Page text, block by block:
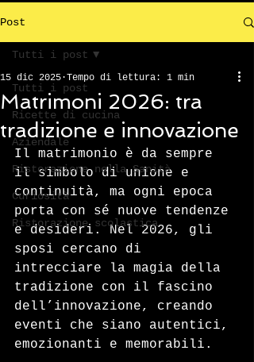
Post
Tutti i post
Ricette di cucina
Aziendale
Ristorazione nella Sanità
Curiosità
Ristorazione scolastica
Tutti i post
Matrimoni 2026: tra
tradizione e innovazione
15 dic 2025 Tempo di lettura: 1 min
Il matrimonio è da sempre
il simbolo di unione e
continuità, ma ogni epoca
porta con sé nuove tendenze
e desideri. Nel 2026, gli
sposi cercano di
intrecciare la magia della
tradizione con il fascino
dell’innovazione, creando
eventi che siano autentici,
emozionanti e memorabili.